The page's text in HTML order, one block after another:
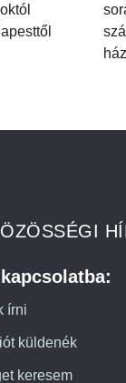
írni
küldenék
keresem